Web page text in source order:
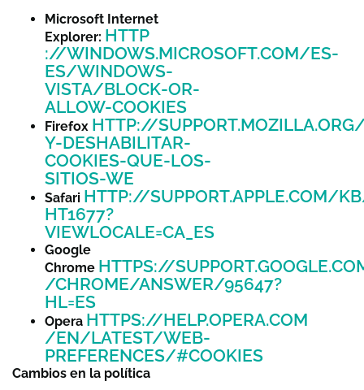
Microsoft Internet
Explorer: HTTP
://WINDOWS.MICROSOFT.COM/ES-
ES/WINDOWS-
VISTA/BLOCK-OR-
ALLOW-COOKIES
Firefox HTTP://
Y-DESHABILITAR-
COOKIES-QUE-LOS-
SITIOS-WE
Safari HTTP://SUPPORT.APPLE.COM/
HT1677?
VIEWLOCALE=CA_ES
Google
Chrome HTTPS://
/CHROME/ANSWER/95647?
HL=ES
Opera HTTPS://HELP.OPERA.COM
/EN/LATEST/WEB-
PREFERENCES/#COOKIES
Cambios en la política